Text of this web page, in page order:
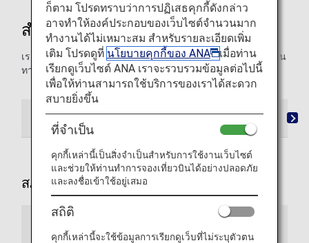
สำหรับลูกค้าที่เดินทางครั้งแรก
เราจะให้คำแนะนำแก่ท่านในทุกขั้นตอน ตั้งแต่ทำการจองจนเดิน
ทางไปถึงที่หมาย
สภาพแวดล้อมภายในห้องโดยสาร วิธีใช้บริการ
สภาพแวดล้อมภายในห้องโดยสาร
สภาพแวดล้อมในเที่ยวบิน
ก็ตาม โปรดทราบว่าการปฏิเสธคุกกี้ดังกล่าว
อาจทำให้องค์ประกอบของเว็บไซต์จำนวนมาก
ทำงานได้ไม่เหมาะสม สำหรับรายละเอียดเพิ่ม
เติม โปรดดูที่ นโยบายคุกกี้ของ ANA
เมื่อท่าน
เรียกดูเว็บไซต์ ANA เราจะรวบรวมข้อมูลต่อไปนี้
เพื่อให้ท่านสามารถใช้บริการของเราได้สะดวก
สบายยิ่งขึ้น
ที่จำเป็น
คุกกี้เหล่านี้เป็นสิ่งจำเป็นสำหรับการใช้งานเว็บไซต์
และช่วยให้ท่านทำการจองเที่ยวบินได้อย่างปลอดภัย
และลงชื่อเข้าใช้อยู่เสมอ
สถิติ
คุกกี้เหล่านี้จะใช้ข้อมูลการเรียกดูเว็บที่ไม่ระบุตัวตน